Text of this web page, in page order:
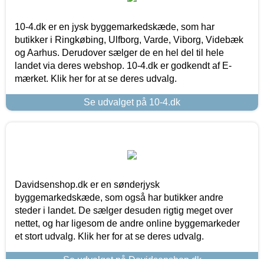
10-4.dk er en jysk byggemarkedskæde, som har
butikker i Ringkøbing, Ulfborg, Varde, Viborg, Videbæk
og Aarhus. Derudover sælger de en hel del til hele
landet via deres webshop. 10-4.dk er godkendt af E-
mærket. Klik her for at se deres udvalg.
Se udvalget på 10-4.dk
Davidsenshop.dk er en sønderjysk
byggemarkedskæde, som også har butikker andre
steder i landet. De sælger desuden rigtig meget over
nettet, og har ligesom de andre online byggemarkeder
et stort udvalg. Klik her for at se deres udvalg.